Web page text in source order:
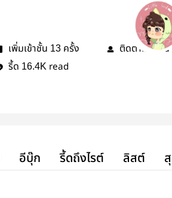
เพิ่มเข้าชั้น 13 ครั้ง ติดตาม3คน
รี้ด 16.4K read
อีบุ๊ก รี้ดถึงไรต์ ลิสต์